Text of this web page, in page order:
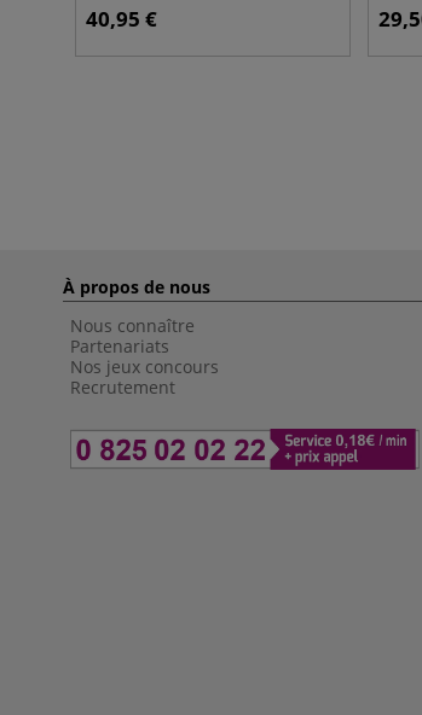
40,95 €
À propos de nous
Nous connaître
Partenariats
Nos jeux concours
Recrutement